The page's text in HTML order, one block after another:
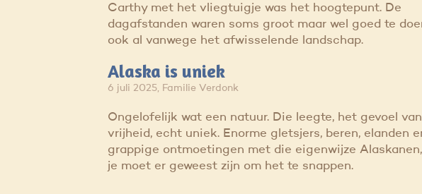
Carthy met het vliegtuigje was het hoogtepunt. De
dagafstanden waren soms groot maar wel goed te
ook al vanwege het afwisselende landschap.
Alaska is uniek
6 juli 2025, Familie Verdonk
Ongelofelijk wat een natuur. Die leegte, het gevoel van
vrijheid, echt uniek. Enorme gletsjers, beren, elanden
grappige ontmoetingen met die eigenwijze Alaskanen,
je moet er geweest zijn om het te snappen.